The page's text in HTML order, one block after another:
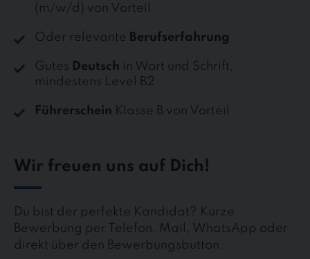
(m/w/d) von Vorteil
Oder relevante Berufserfahrung
Gutes Deutsch in Wort und Schrift,
mindestens Level B2
Führerschein Klasse B von Vorteil
Wir freuen uns auf Dich!
Du bist der perfekte Kandidat? Kurze
Bewerbung per Telefon, Mail, WhatsApp oder
direkt über den Bewerbungsbutton.